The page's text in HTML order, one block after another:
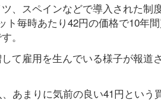
、スペインなどで導入された制
毎時あたり42円の価格で10年
。
て雇用を生んでいる様子が報道
あまりに気前の良い41円とい